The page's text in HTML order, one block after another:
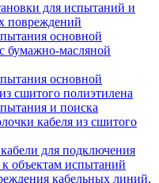
для испытаний и
повреждений
основной
бумажно-масляной
основной
сшитого полиэтилена
и поиска
кабеля из сшитого
для подключения
объектам испытаний
кабельных линий,